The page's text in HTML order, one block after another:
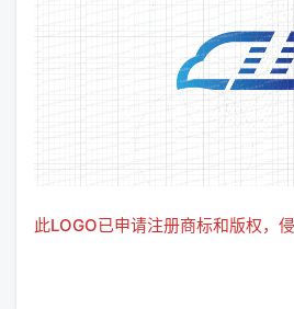
此LOGO已申请注册商标和版权，侵